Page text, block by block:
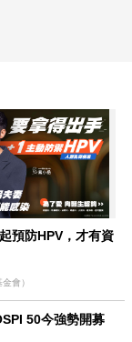
預防HPV，才有資
會）
50今強勢開募